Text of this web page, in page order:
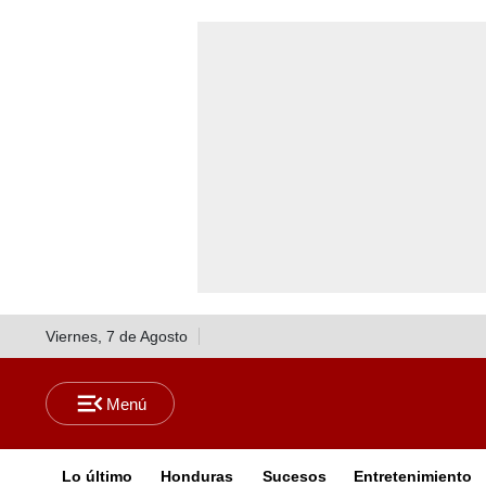
Viernes, 7 de Agosto
Lo último Honduras Sucesos Entretenimiento